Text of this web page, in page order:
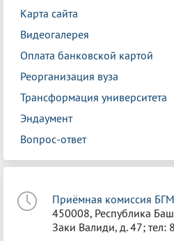
Карта сайта
Видеогалерея
Оплата банковской картой
Реорганизация вуза
Трансформация университета
Эндаумент
Вопрос-ответ
Приёмная комиссия
450008, Республика
Заки Валиди, д. 47; тел: